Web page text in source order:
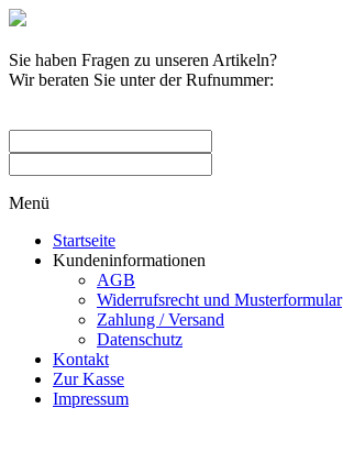
Sie haben Fragen zu unseren Artikeln?
Wir beraten Sie unter der Rufnummer:
Menü
Startseite
Kundeninformationen
AGB
Widerrufsrecht und Musterformular
Zahlung / Versand
Datenschutz
Kontakt
Zur Kasse
Impressum